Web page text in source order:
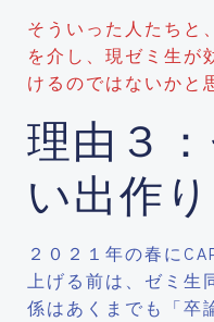
そういった人たちと
を介し、現ゼミ生が
けるのではないかと
理由３
い出作り
２０２１年の春に
上げる前は、ゼミ
係はあくまでも「卒